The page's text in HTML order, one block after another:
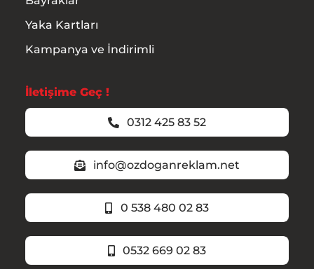
Yaka Kartları
Kampanya ve İndirimli
İletişime Geç !
0312 425 83 52
info@ozdoganreklam.net
0 538 480 02 83
0532 669 02 83